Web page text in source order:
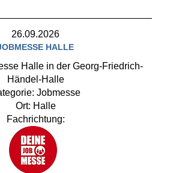
26.09.2026
HALLE
Halle in der Georg-Friedrich-
Händel-Halle
Jobmesse
Ort: Halle
Fachrichtung: